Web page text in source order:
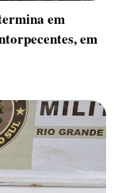
em
em